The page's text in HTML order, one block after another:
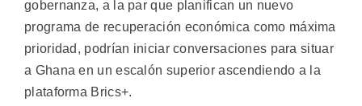
gobernanza, a la par que planifican un nuevo
programa de recuperación económica como máxima
prioridad, podrían iniciar conversaciones para situar
a Ghana en un escalón superior ascendiendo a la
plataforma Brics+.